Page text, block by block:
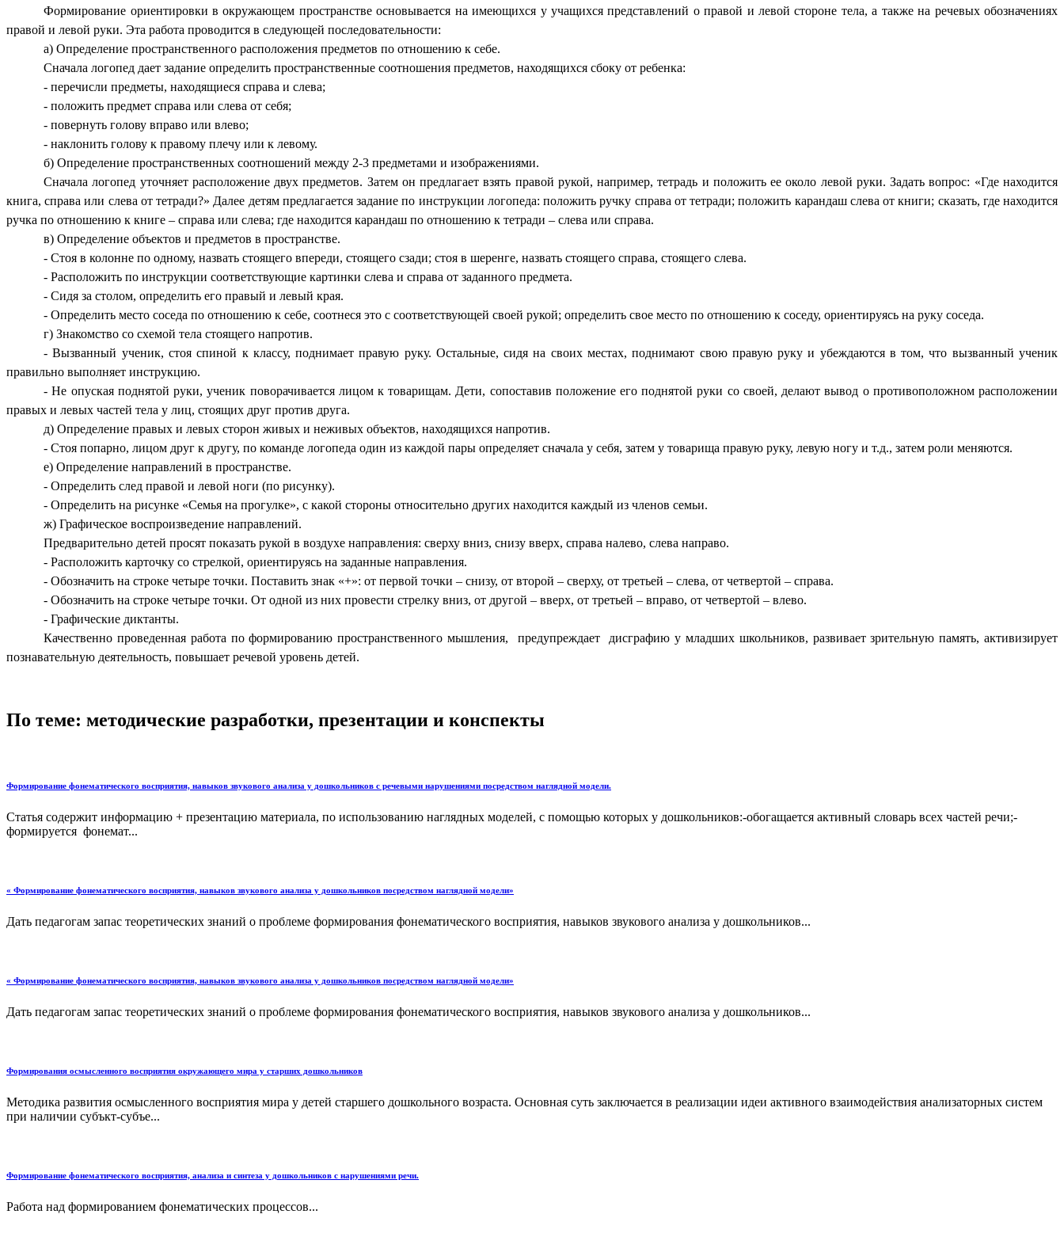
Формирование ориентировки в окружающем пространстве основывается на имеющихся у учащихся представлений о правой и левой стороне тела, а также на речевых обозначениях
правой и левой руки. Эта работа проводится в следующей последовательности:
а) Определение пространственного расположения предметов по отношению к себе.
Сначала логопед дает задание определить пространственные соотношения предметов, находящихся сбоку от ребенка:
- перечисли предметы, находящиеся справа и слева;
- положить предмет справа или слева от себя;
- повернуть голову вправо или влево;
- наклонить голову к правому плечу или к левому.
б) Определение пространственных соотношений между 2-3 предметами и изображениями.
Сначала логопед уточняет расположение двух предметов. Затем он предлагает взять правой рукой, например, тетрадь и положить ее около левой руки. Задать вопрос: «Где находится
книга, справа или слева от тетради?» Далее детям предлагается задание по инструкции логопеда: положить ручку справа от тетради; положить карандаш слева от книги; сказать, где находится
ручка по отношению к книге – справа или слева; где находится карандаш по отношению к тетради – слева или справа.
в) Определение объектов и предметов в пространстве.
- Стоя в колонне по одному, назвать стоящего впереди, стоящего сзади; стоя в шеренге, назвать стоящего справа, стоящего слева.
- Расположить по инструкции соответствующие картинки слева и справа от заданного предмета.
- Сидя за столом, определить его правый и левый края.
- Определить место соседа по отношению к себе, соотнеся это с соответствующей своей рукой; определить свое место по отношению к соседу, ориентируясь на руку соседа.
г) Знакомство со схемой тела стоящего напротив.
- Вызванный ученик, стоя спиной к классу, поднимает правую руку. Остальные, сидя на своих местах, поднимают свою правую руку и убеждаются в том, что вызванный ученик
правильно выполняет инструкцию.
- Не опуская поднятой руки, ученик поворачивается лицом к товарищам. Дети, сопоставив положение его поднятой руки со своей, делают вывод о противоположном расположении
правых и левых частей тела у лиц, стоящих друг против друга.
д) Определение правых и левых сторон живых и неживых объектов, находящихся напротив.
- Стоя попарно, лицом друг к другу, по команде логопеда один из каждой пары определяет сначала у себя, затем у товарища правую руку, левую ногу и т.д., затем роли меняются.
е) Определение направлений в пространстве.
- Определить след правой и левой ноги (по рисунку).
- Определить на рисунке «Семья на прогулке», с какой стороны относительно других находится каждый из членов семьи.
ж) Графическое воспроизведение направлений.
Предварительно детей просят показать рукой в воздухе направления: сверху вниз, снизу вверх, справа налево, слева направо.
- Расположить карточку со стрелкой, ориентируясь на заданные направления.
- Обозначить на строке четыре точки. Поставить знак «+»: от первой точки – снизу, от второй – сверху, от третьей – слева, от четвертой – справа.
- Обозначить на строке четыре точки. От одной из них провести стрелку вниз, от другой – вверх, от третьей – вправо, от четвертой – влево.
- Графические диктанты.
Качественно проведенная работа по формированию пространственного мышления, предупреждает дисграфию у младших школьников, развивает зрительную память, активизирует
познавательную деятельность, повышает речевой уровень детей.
По теме: методические разработки, презентации и конспекты
Формирование фонематического восприятия, навыков звукового анализа у дошкольников с речевыми нарушениями посредством наглядной модели.
Статья содержит информацию + презентацию материала, по использованию наглядных моделей, с помощью которых у дошкольников:-обогащается активный словарь всех частей речи;-
формируется фонемат...
« Формирование фонематического восприятия, навыков звукового анализа у дошкольников посредством наглядной модели»
Дать педагогам запас теоретических знаний о проблеме формирования фонематического восприятия, навыков звукового анализа у дошкольников...
« Формирование фонематического восприятия, навыков звукового анализа у дошкольников посредством наглядной модели»
Дать педагогам запас теоретических знаний о проблеме формирования фонематического восприятия, навыков звукового анализа у дошкольников...
Формирования осмысленного восприятия окружающего мира у старших дошкольников
Методика развития осмысленного восприятия мира у детей старшего дошкольного возраста. Основная суть заключается в реализации идеи активного взаимодействия анализаторных систем
при наличии субъкт-субъе...
Формирование фонематического восприятия, анализа и синтеза у дошкольников с нарушениями речи.
Работа над формированием фонематических процессов...